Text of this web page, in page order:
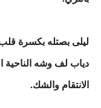
ليلى بصتله بكسرة
دياب لف وشه الناحية
الانتقام والشك.